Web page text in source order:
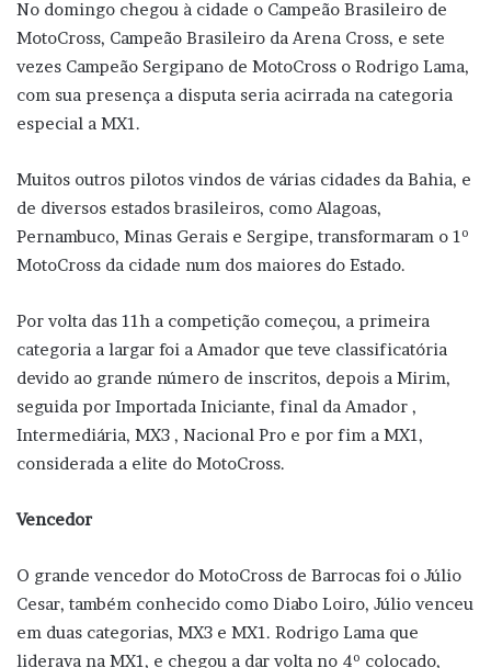
No domingo chegou à cidade o Campeão Brasileiro de
MotoCross, Campeão Brasileiro da Arena Cross, e sete
vezes Campeão Sergipano de MotoCross o Rodrigo Lama,
com sua presença a disputa seria acirrada na categoria
especial a MX1.
Muitos outros pilotos vindos de várias cidades da Bahia, e
de diversos estados brasileiros, como Alagoas,
Pernambuco, Minas Gerais e Sergipe, transformaram o 1º
MotoCross da cidade num dos maiores do Estado.
Por volta das 11h a competição começou, a primeira
categoria a largar foi a Amador que teve classificatória
devido ao grande número de inscritos, depois a Mirim,
seguida por Importada Iniciante, final da Amador ,
Intermediária, MX3 , Nacional Pro e por fim a MX1,
considerada a elite do MotoCross.
Vencedor
O grande vencedor do MotoCross de Barrocas foi o Júlio
Cesar, também conhecido como Diabo Loiro, Júlio venceu
em duas categorias, MX3 e MX1. Rodrigo Lama que
liderava na MX1, e chegou a dar volta no 4º colocado,